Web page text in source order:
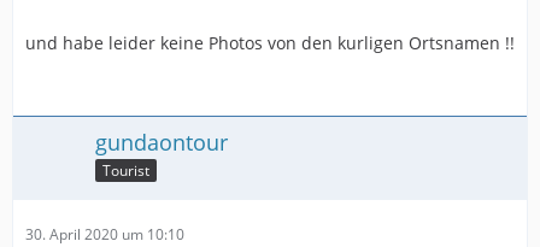
und habe leider keine Photos von den kurligen Ortsnamen !!
gundaontour
Tourist
30. April 2020 um 10:10